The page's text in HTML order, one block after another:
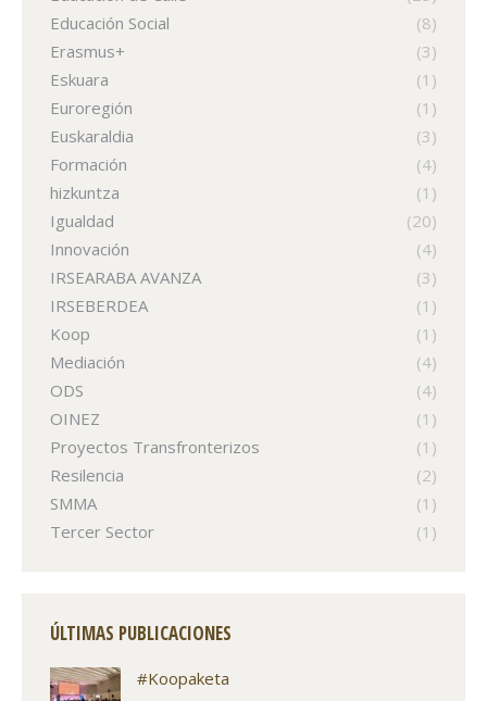
Educación Social
(8)
Erasmus+
(3)
Eskuara
(1)
Euroregión
(1)
Euskaraldia
(3)
Formación
(4)
hizkuntza
(1)
Igualdad
(20)
Innovación
(4)
IRSEARABA AVANZA
(3)
IRSEBERDEA
(1)
Koop
(1)
Mediación
(4)
ODS
(4)
OINEZ
(1)
Proyectos Transfronterizos
(1)
Resilencia
(2)
SMMA
(1)
Tercer Sector
(1)
ÚLTIMAS PUBLICACIONES
#Koopaketa